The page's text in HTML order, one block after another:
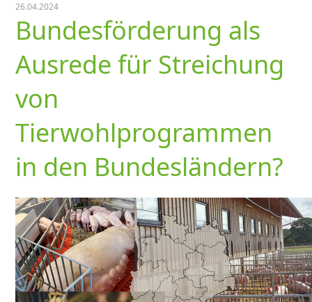
26.04.2024
Bundesförderung als
Ausrede für Streichung
von
Tierwohlprogrammen
in den Bundesländern?